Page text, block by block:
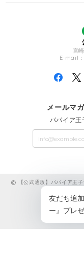
宮
E-mail：
メールマ
パパイア王
【公式通販】パパイア王